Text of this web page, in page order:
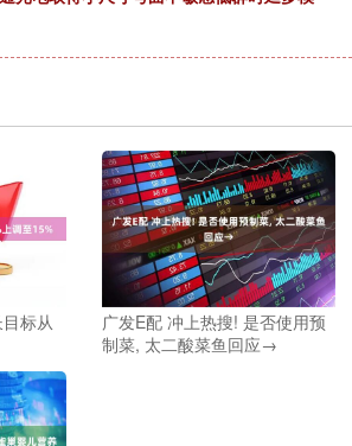
标从
广发E配 冲上热搜! 是否使用预
制菜, 太二酸菜鱼回应→